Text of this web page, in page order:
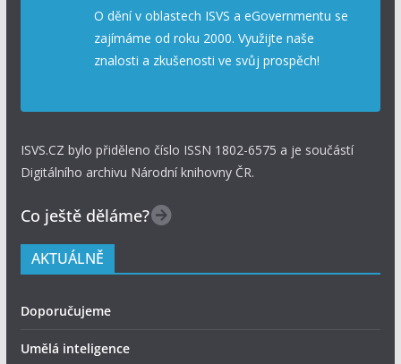
O dění v oblastech ISVS a eGovernmentu se
zajímáme od roku 2000. Využijte naše
znalosti a zkušenosti ve svůj prospěch!
ISVS.CZ bylo přiděleno číslo ISSN 1802-6575 a je součástí
Digitálního archivu Národní knihovny ČR.
Co ještě děláme?
AKTUÁLNĚ
Doporučujeme
Umělá inteligence